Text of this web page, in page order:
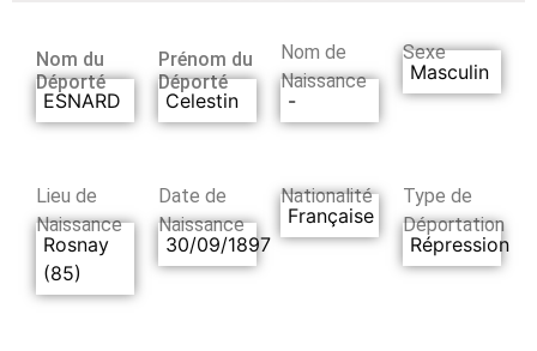
Nom du
Déporté
ESNARD
Prénom du
Déporté
Celestin
Nom de
Naissance
-
Sexe
Masculin
Lieu de
Naissance
Rosnay
(85)
Date de
Naissance
30/09/1897
Nationalité
Française
Type de
Déportation
Répression